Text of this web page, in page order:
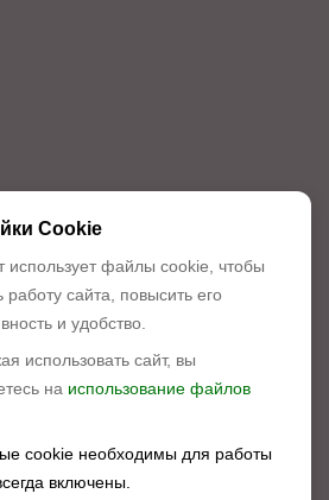
Cookie
использует файлы cookie, чтобы
работу сайта, повысить его
и удобство.
использовать сайт, вы
на использование файлов
cookie необходимы для работы
включены.